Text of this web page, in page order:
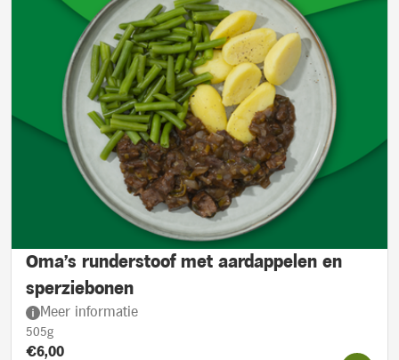
Oma's runderstoof met aardappelen en
sperziebonen
Meer informatie
505g
Product prijs::
Actieprijs:
€6,00